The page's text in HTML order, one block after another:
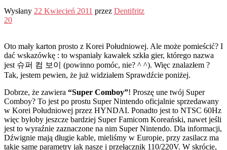
Wysłany 22 Kwiecień 2011 przez Dentifritz
20
Oto mały karton prosto z Korei Południowej. Ale może pomieścić? I
dać wskazówkę : to wspaniały kawałek szkła gier, którego nazwa
jest 슈퍼 컴 보이 (powinno pomóc, nie? ^ ^). Więc znalazłem ?
Tak, jestem pewien, że już widziałem Sprawdźcie poniżej.
Dobrze, że zawiera “Super Comboy”! Proszę une twój Super
Comboy? To jest po prostu Super Nintendo oficjalnie sprzedawany
w Korei Południowej przez HYNDAI. Ponadto jest to NTSC 60Hz
więc byłoby jeszcze bardziej Super Famicom Koreański, nawet jeśli
jest to wyraźnie zaznaczone na nim Super Nintendo. Dla informacji,
Dźwignie mają długie kable, mieliśmy w Europie, przy zasilacz ma
takie same parametry jak nasze i przełącznik 110/220V. W skrócie,